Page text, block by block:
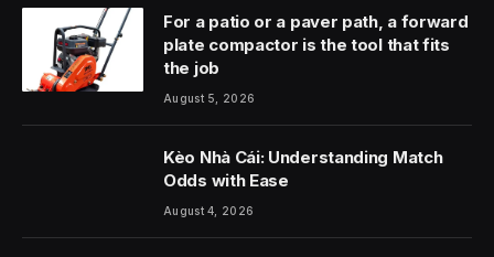
For a patio or a paver path, a forward
plate compactor is the tool that fits
the job
August 5, 2026
Kèo Nhà Cái: Understanding Match
Odds with Ease
August 4, 2026